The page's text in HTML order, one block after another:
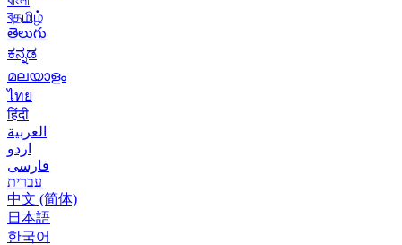
বதமிழ்
తెలుగు
ಕನ್ನಡ
മലയാളം
ไทย
हिंदी
العربية
اردو
فارسی
עִברִית
中文 (简体)
日本語
한국어